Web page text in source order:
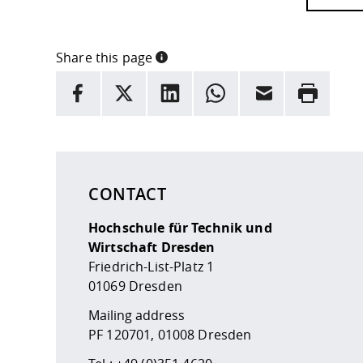
Share this page
INFORMATION
facebook
X LinkedInwhatsappEmail Rrint
CONTACT
Hochschule für Technik und
Wirtschaft Dresden
Friedrich-List-Platz 1
01069 Dresden
Mailing address
PF 120701, 01008 Dresden